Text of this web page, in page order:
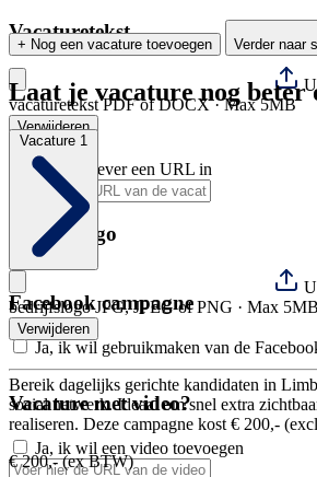
Vacaturetekst
vacaturetekst PDF of DOCX · Max 5MB
Verwijderen
Ik voer liever een URL in
Bedrijfslogo
bedrijfslogo JPG, JPEG of PNG · Max 5MB
Verwijderen
Vacature met video?
Ja, ik wil een video toevoegen
+ Nog een vacature toevoegen Verder naar
Laat je vacature nog beter
Vacature 1
Facebook campagne
Ja, ik wil gebruikmaken van de
Bereik dagelijks gerichte kandidaten in
social netwerk. Ideaal om snel extra
realiseren. Deze campagne kost € 200,-
€ 200,- (ex BTW)